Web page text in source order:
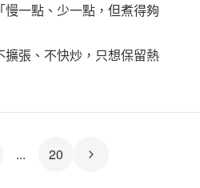
一點、少一點，但煮得夠
張、不快炒，只想保留熱
... 20